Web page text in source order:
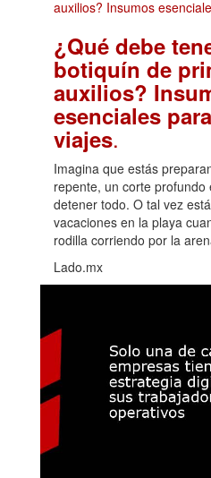
¿Qué debe
botiquín de
auxilios?
esenciales
viajes.
Imagina que estás
repente, un corte profundo
detener todo. O tal vez
vacaciones en la playa
rodilla corriendo por la
Lado.mx